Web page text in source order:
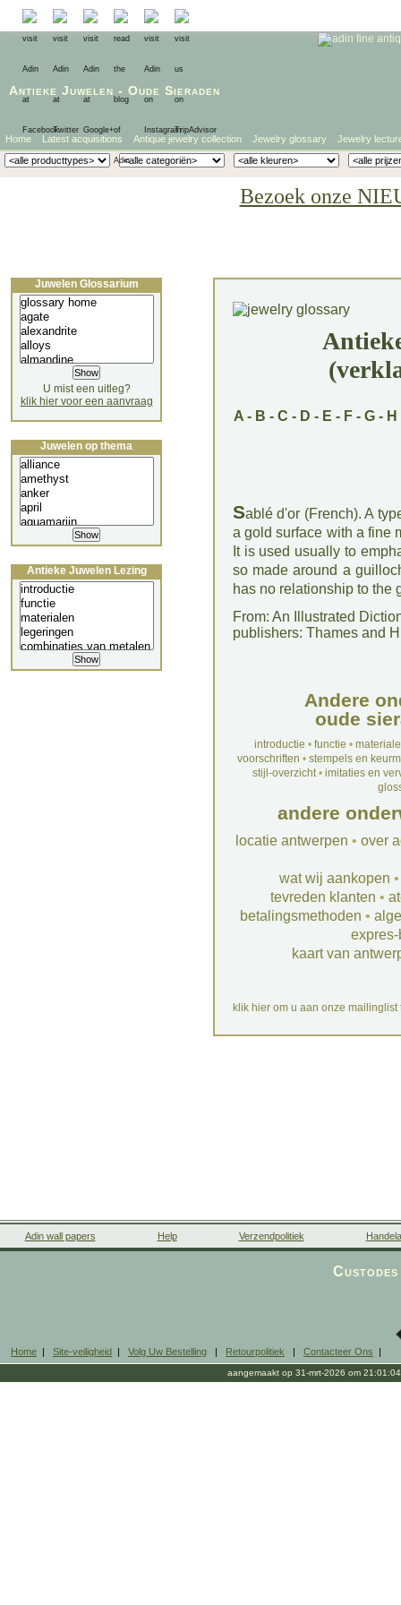
Antieke Juwelen - Oude Sieraden
Home Latest acquisitions Antique jewelry collection Jewelry glossary Jewelry
Bezoek onze
A - B - C - D - E - F - G - H
Sablé d'or (French). A
a gold surface with a fine
It is used usually to
so made around a
has no relationship to the
From: An Illustrated
publishers: Thames and
Andere
oude
introductie • functie •
voorschriften • stempels en
stijl-overzicht• imitaties en
andere
locatie antwerpen • over
wat wij aankopen
tevreden klanten •
betalingsmethoden •
kaart van
klik hier om u aan onze mailinglist
Juwelen Glossarium
U mist een uitleg?
klik hier voor een aanvraag
Juwelen op thema
Antieke Juwelen Lezing
Adin wall papers Help Verzendpolitiek
Home | Site-veiligheid | Volg Uw Bestelling | Retourpolitiek | Contacteer Ons |
aangemaakt op 31-mrt-2026 om